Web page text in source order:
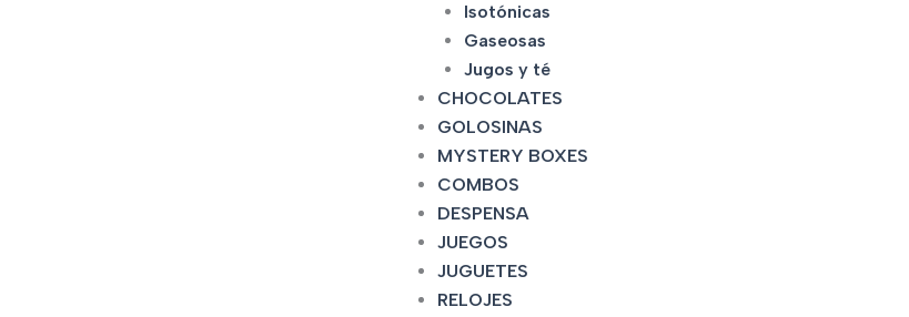
Isotónicas
Gaseosas
Jugos y té
CHOCOLATES
GOLOSINAS
MYSTERY BOXES
COMBOS
DESPENSA
JUEGOS
JUGUETES
RELOJES